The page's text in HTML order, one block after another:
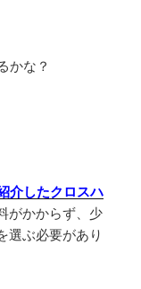
かな？
介したクロスハ
がかからず、少
選ぶ必要があり